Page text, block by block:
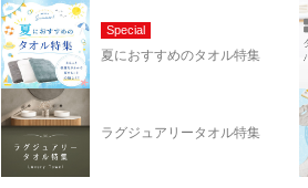
Special
夏におすすめのタオル特集
ラグジュアリータオル特集